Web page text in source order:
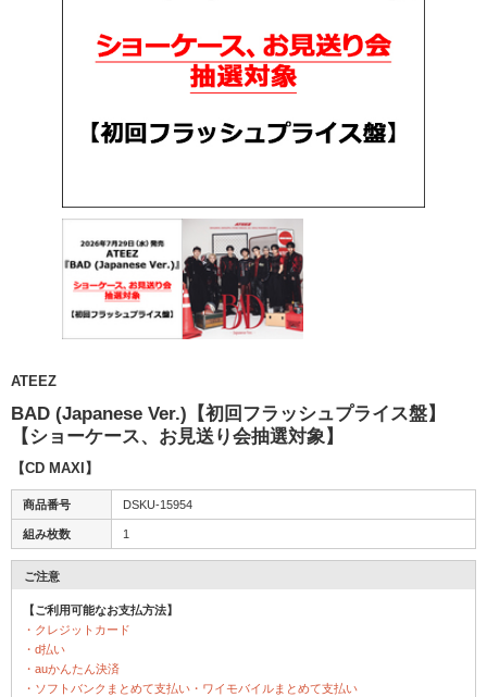
ATEEZ
BAD (Japanese Ver.)【初回フラッシュプライス盤】
【ショーケース、お見送り会抽選対象】
【CD MAXI】
商品番号 DSKU-15954
組み枚数 1
ご注意
【ご利用可能なお支払方法】
・クレジットカード
・d払い
・auかんたん決済
・ソフトバンクまとめて支払い・ワイモバイルまとめて支払い